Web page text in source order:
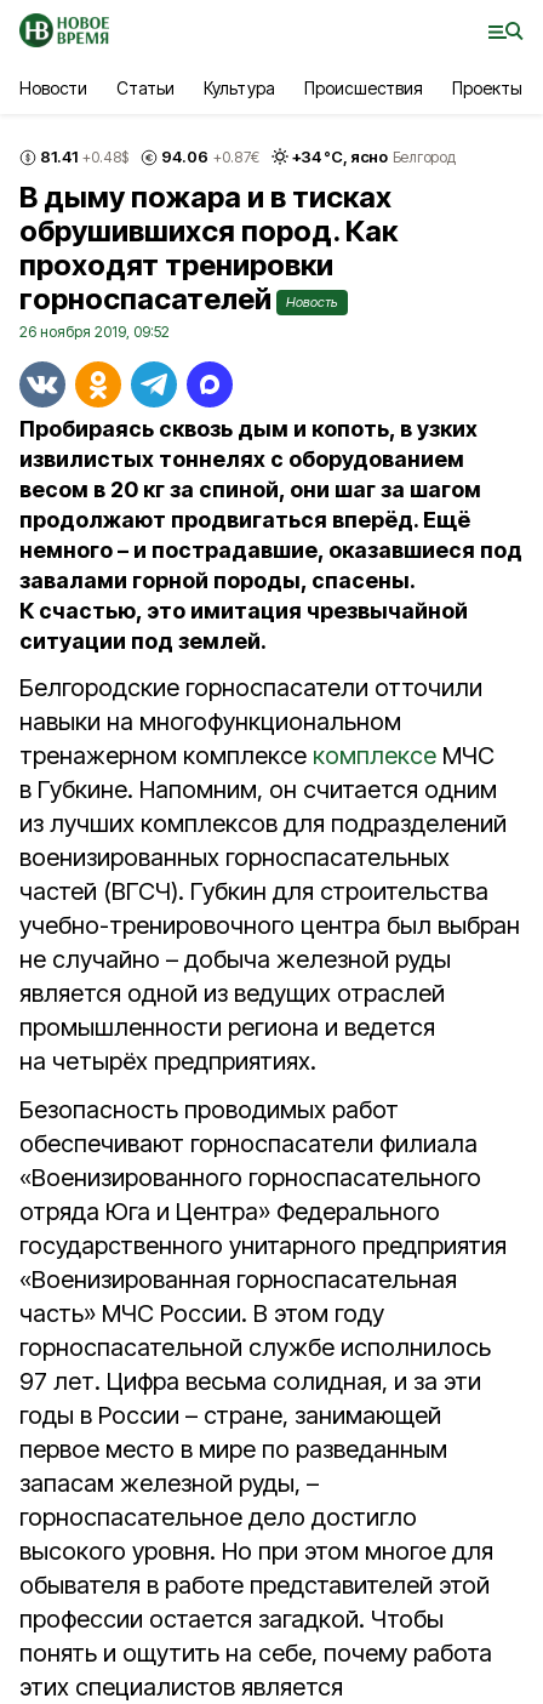
Новости Статьи Культура Происшествия Проекты
81.41 +0.48$ 94.06 +0.87€ +34°С, ясно Белгород
В дыму пожара и в тисках
обрушившихся пород. Как
проходят тренировки
горноспасателей
Новость
26 ноября 2019, 09:52
Пробираясь сквозь дым и копоть, в узких
извилистых тоннелях с оборудованием
весом в 20 кг за спиной, они шаг за шагом
продолжают продвигаться вперёд. Ещё
немного – и пострадавшие, оказавшиеся под
завалами горной породы, спасены.
К счастью, это имитация чрезвычайной
ситуации под землей.
Белгородские горноспасатели отточили
навыки на многофункциональном
тренажерном комплексе комплексе МЧС
в Губкине. Напомним, он считается одним
из лучших комплексов для подразделений
военизированных горноспасательных
частей (ВГСЧ). Губкин для строительства
учебно-тренировочного центра был выбран
не случайно – добыча железной руды
является одной из ведущих отраслей
промышленности региона и ведется
на четырёх предприятиях.
Безопасность проводимых работ
обеспечивают горноспасатели филиала
«Военизированного горноспасательного
отряда Юга и Центра» Федерального
государственного унитарного предприятия
«Военизированная горноспасательная
часть» МЧС России. В этом году
горноспасательной службе исполнилось
97 лет. Цифра весьма солидная, и за эти
годы в России – стране, занимающей
первое место в мире по разведанным
запасам железной руды, –
горноспасательное дело достигло
высокого уровня. Но при этом многое для
обывателя в работе представителей этой
профессии остается загадкой. Чтобы
понять и ощутить на себе, почему работа
этих специалистов является